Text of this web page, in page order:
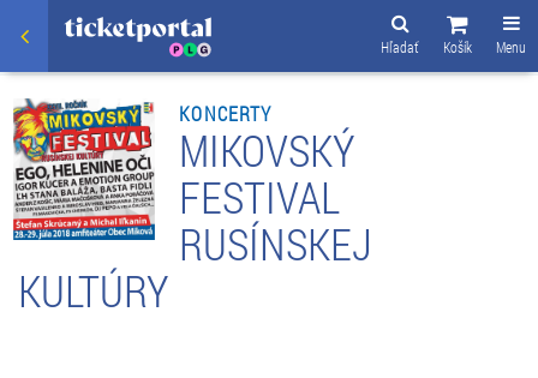
Menu
Košík
Hľadať
KONCERTY
MIKOVSKÝ
FESTIVAL
RUSÍNSKEJ
KULTÚRY